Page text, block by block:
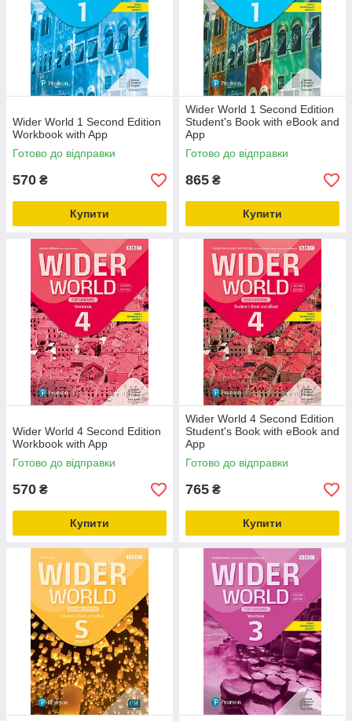
Wider World 1 Second Edition
Workbook with App
Готово до відправки
570 ₴
Купити
Wider World 1 Second Edition
Student's Book with eBook and
App
Готово до відправки
865 ₴
Купити
Wider World 4 Second Edition
Workbook with App
Готово до відправки
570 ₴
Купити
Wider World 4 Second Edition
Student's Book with eBook and
App
Готово до відправки
765 ₴
Купити